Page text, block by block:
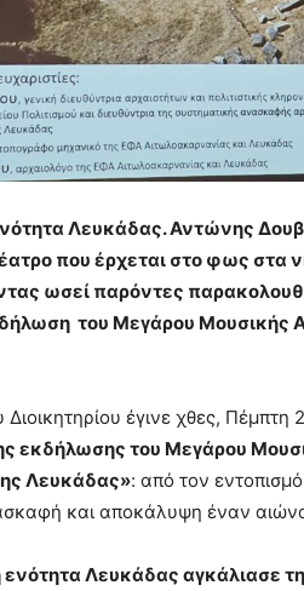
Λευκάδας. Αντώνης
που έρχεται στο φως στα
ωσεί παρόντες
του Μεγάρου Μουσικής
Διοικητηρίου έγινε χθες,
εκδήλωσης του Μεγάρου
Λευκάδας»: από τον
και αποκάλυψη έναν
Λευκάδας αγκάλιασε